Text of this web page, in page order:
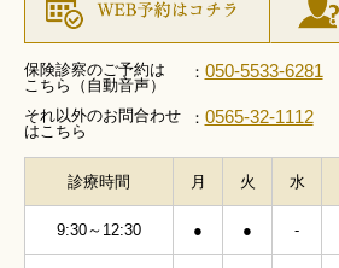
保険診察のご予約は
こちら（自動音声）
： 050-5533-6281
それ以外のお問合わせ
はこちら
： 0565-32-1112
診療時間 月 火 水
9:30～12:30 ● ● -